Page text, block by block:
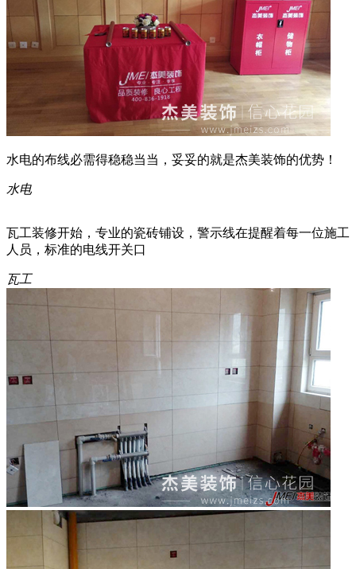
水电的布线必需得稳稳当当，妥妥的就是杰美装饰的优势！
水电
瓦工装修开始，专业的瓷砖铺设，警示线在提醒着每一位施工
人员，标准的电线开关口
瓦工